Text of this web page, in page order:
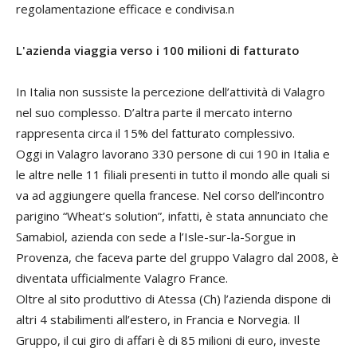
regolamentazione efficace e condivisa.n
L'azienda viaggia verso i 100 milioni di fatturato
In Italia non sussiste la percezione dell’attività di Valagro
nel suo complesso. D’altra parte il mercato interno
rappresenta circa il 15% del fatturato complessivo.
Oggi in Valagro lavorano 330 persone di cui 190 in Italia e
le altre nelle 11 filiali presenti in tutto il mondo alle quali si
va ad aggiungere quella francese. Nel corso dell’incontro
parigino “Wheat’s solution”, infatti, è stata annunciato che
Samabiol, azienda con sede a l’Isle-sur-la-Sorgue in
Provenza, che faceva parte del gruppo Valagro dal 2008, è
diventata ufficialmente Valagro France.
Oltre al sito produttivo di Atessa (Ch) l’azienda dispone di
altri 4 stabilimenti all’estero, in Francia e Norvegia. Il
Gruppo, il cui giro di affari è di 85 milioni di euro, investe